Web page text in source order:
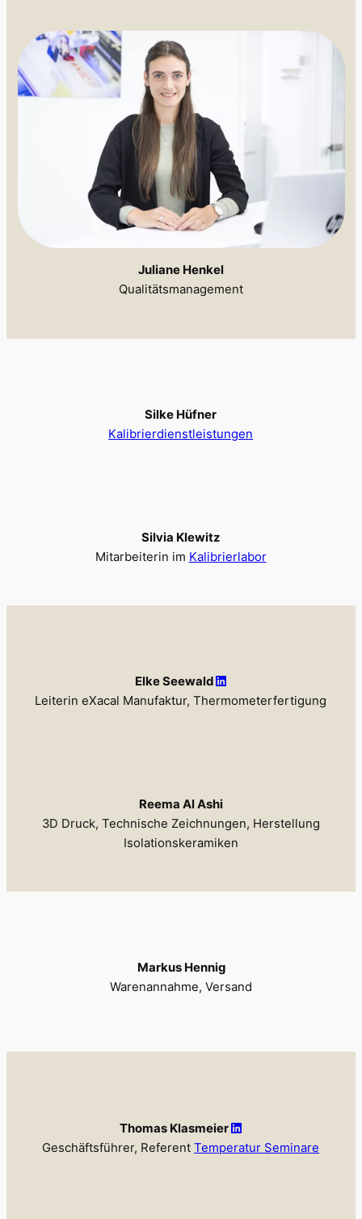
Juliane Henkel
Qualitätsmanagement
Silke Hüfner
Kalibrierdienstleistungen
Silvia Klewitz
Mitarbeiterin im Kalibrierlabor
Elke Seewald
Leiterin eXacal Manufaktur, Thermometerfertigung
Reema Al Ashi
3D Druck, Technische Zeichnungen, Herstellung
Isolationskeramiken
Markus Hennig
Warenannahme, Versand
Thomas Klasmeier
Geschäftsführer, ReferentTemperatur Seminare